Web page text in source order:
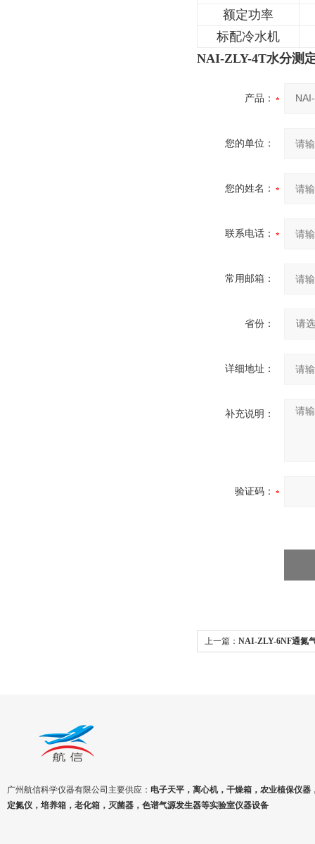
额定功率
标配冷水机
NAI-ZLY-4T水分测
产品：
您的单位：
您的姓名：
联系电话：
常用邮箱：
省份：
详细地址：
补充说明：
验证码：
上一篇： NAI-ZLY-6NF通氮
广州航信科学仪器有限公司主要供应： 电子天平，离心机，干燥箱，农业植保仪器
定氮仪，培养箱，老化箱，灭菌器，色谱气源发生器等实验室仪器设备